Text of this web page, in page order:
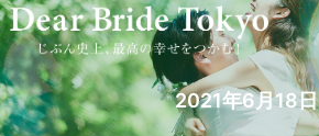
2021年6月18日